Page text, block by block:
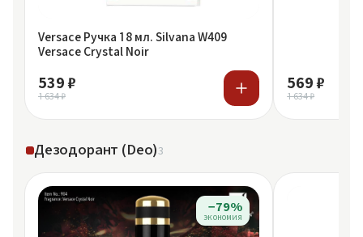
Versace Ручка 18 мл. Silvana W409
Versace Crystal Noir
539 ₽
1 634 ₽
569 ₽
1 634 ₽
Дезодорант (Deo)3
−79%
экономия